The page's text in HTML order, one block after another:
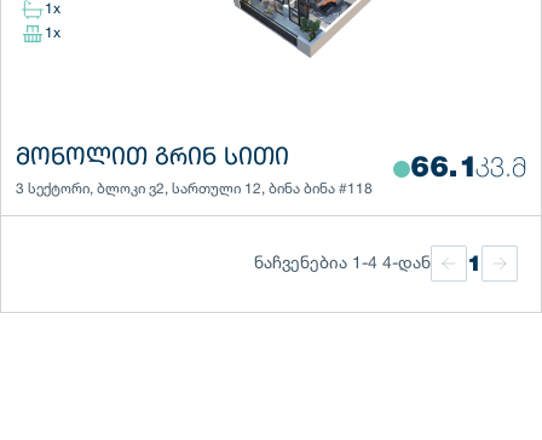
1 x
1 x
ᲛᲝᲜᲝᲚᲘᲗ ᲒᲠᲘᲜ ᲡᲘᲗᲘ
3 სექტორი, ბლოკი ვ2, სართული 12, ბინა ბინა #118
66.1ᲙᲕ.Მ
ნაჩვენებია 1-4 4-დან 1